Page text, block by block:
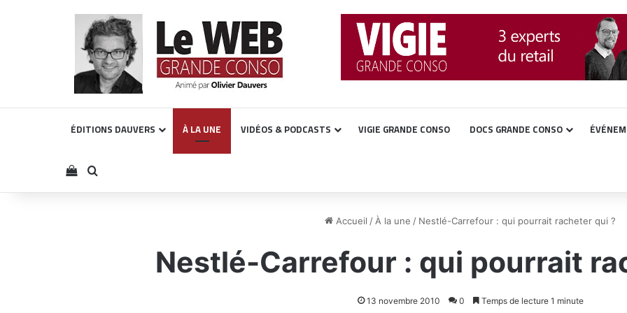
ÉDITIONS DAUVERS À LA UNE VIDÉOS & PODCASTS VIGIE GRANDE CONSO DOCS GRANDE CONSO
Voir votre panier
Rechercher
Accueil / À la une / Nestlé-Carrefour : qui pourrait racheter qui ?
Nestlé-Carrefour : qui pourrait
13 novembre 2010 0 Temps de lecture 1 minute